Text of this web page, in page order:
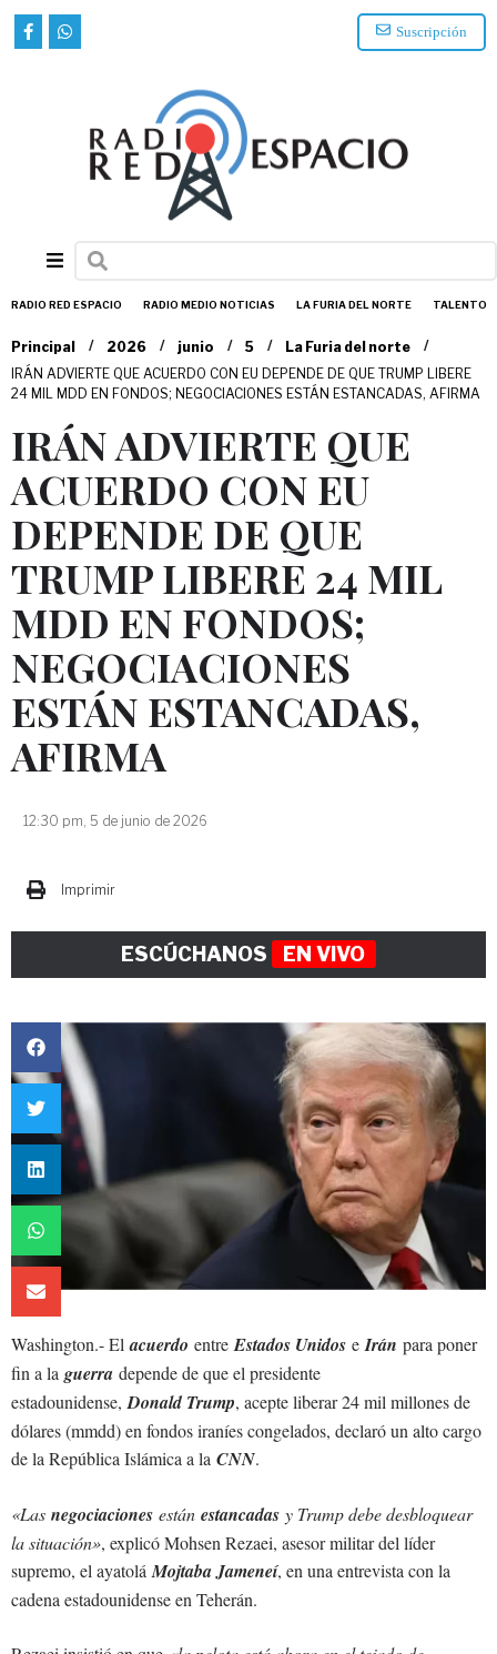
Suscripción
RADIO RED ESPACIO RADIO MEDIO NOTICIAS LA FURIA DEL NORTE TALENTO
Principal / 2026 / junio / 5 / La Furia del norte
/
IRÁN ADVIERTE QUE ACUERDO CON EU DEPENDE DE QUE TRUMP LIBERE
24 MIL MDD EN FONDOS; NEGOCIACIONES ESTÁN ESTANCADAS, AFIRMA
IRÁN ADVIERTE QUE
ACUERDO CON EU
DEPENDE DE QUE
TRUMP LIBERE 24 MIL
MDD EN FONDOS;
NEGOCIACIONES
ESTÁN ESTANCADAS,
AFIRMA
12:30 pm, 5 de junio de 2026
Imprimir
ESCÚCHANOS EN VIVO
Washington.- Elacuerdo entre Estados Unidos e Irán para poner
fin a la guerra depende de que el presidente
estadounidense, Donald Trump, acepte liberar 24 mil millones de
dólares (mmdd) en fondos iraníes congelados, declaró un alto cargo
de la República Islámica a la CNN.
«Las negociaciones están estancadas y Trump debe desbloquear
la situación», explicó Mohsen Rezaei, asesor militar del líder
supremo, el ayatolá Mojtaba Jameneí, en una entrevista con la
cadena estadounidense en Teherán.